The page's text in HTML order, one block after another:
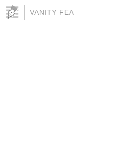
VANITY FEA